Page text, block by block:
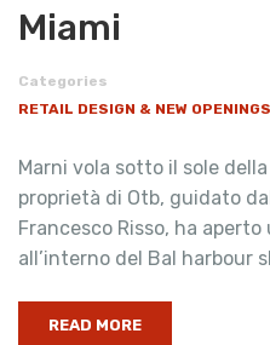
Miami
Categories
RETAIL DESIGN & NEW OPENINGS
Marni vola sotto il sole
proprietà di Otb, guidato
Francesco Risso, ha
all’interno del Bal harbour
READ MORE